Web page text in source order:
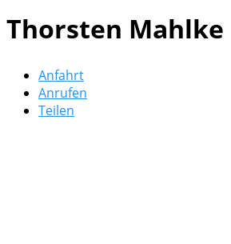
Thorsten Mahlke
Anfahrt
Anrufen
Teilen